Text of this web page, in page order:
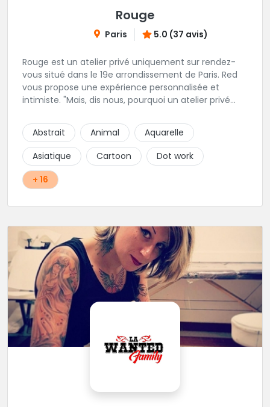
Rouge
Paris 5.0 (37 avis)
Rouge est un atelier privé uniquement sur rendez-
vous situé dans le 19e arrondissement de Paris. Red
vous propose une expérience personnalisée et
intimiste. "Mais, dis nous, pourquoi un atelier privé
qualité de service à tous les tatoué(e)s. L'intérêt est
de prendre son temps, faire les bons choix, et
toujours se donner à 1000 %. Sans oublier, une
hygiène irréprochable. La bonne humeur, l'échange,
le respect, faire un travail personnalisé et toujours de
qualité, sont les mots d'ordre dans cet atelier. " Si
Abstrait Animal
Aquarelle
Asiatique
Cartoon
Dot work
+ 16